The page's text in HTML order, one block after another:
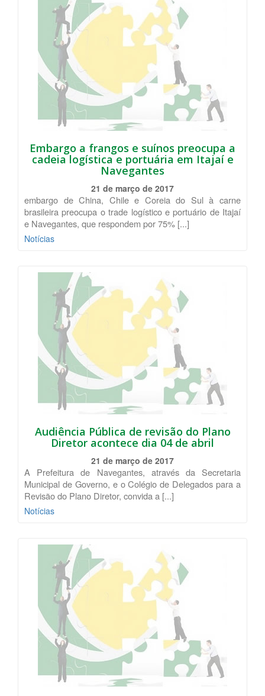
Embargo a frangos e suínos preocupa a
cadeia logística e portuária em Itajaí e
Navegantes
21 de março de 2017
embargo de China, Chile e Coreia do Sul à carne
brasileira preocupa o trade logístico e portuário de Itajaí
e Navegantes, que respondem por 75% [...]
Notícias
Audiência Pública de revisão do Plano
Diretor acontece dia 04 de abril
21 de março de 2017
A Prefeitura de Navegantes, através da Secretaria
Municipal de Governo, e o Colégio de Delegados para a
Revisão do Plano Diretor, convida a [...]
Notícias